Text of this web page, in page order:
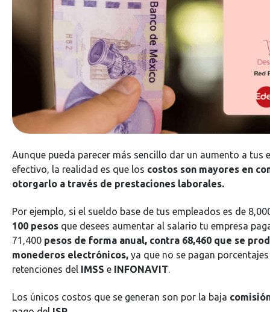
Aunque pueda parecer más sencillo dar un aumento a tus
efectivo, la realidad es que los costos son mayores en
otorgarlo a través de prestaciones laborales.
Por ejemplo, si el sueldo base de tus empleados es de
100 pesos que desees aumentar al salario tu empresa
71,400 pesos de forma anual, contra 68,460 que se
monederos electrónicos, ya que no se pagan
retenciones del IMSS e INFONAVIT.
Los únicos costos que se generan son por la baja